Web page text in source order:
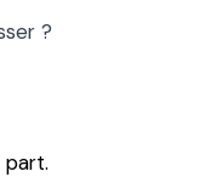
?
part.